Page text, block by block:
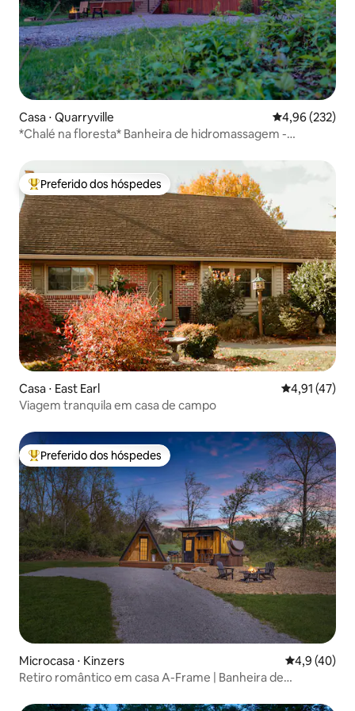
Casa ⋅ Quarryville 4,96 de uma
4,96 (232)
*Chalé na floresta* Banheira de hidromassagem -
Entre os melhores preferidos dos hóspedes
Preferido dos hóspedes
Casa ⋅ East Earl 4,91 de uma
4,91 (47)
Viagem tranquila em casa de campo
Entre os melhores preferidos dos hóspedes
Preferido dos hóspedes
Microcasa ⋅ Kinzers 4,9 de uma
4,9 (40)
Retiro romântico em casa A-Frame | Banheira de